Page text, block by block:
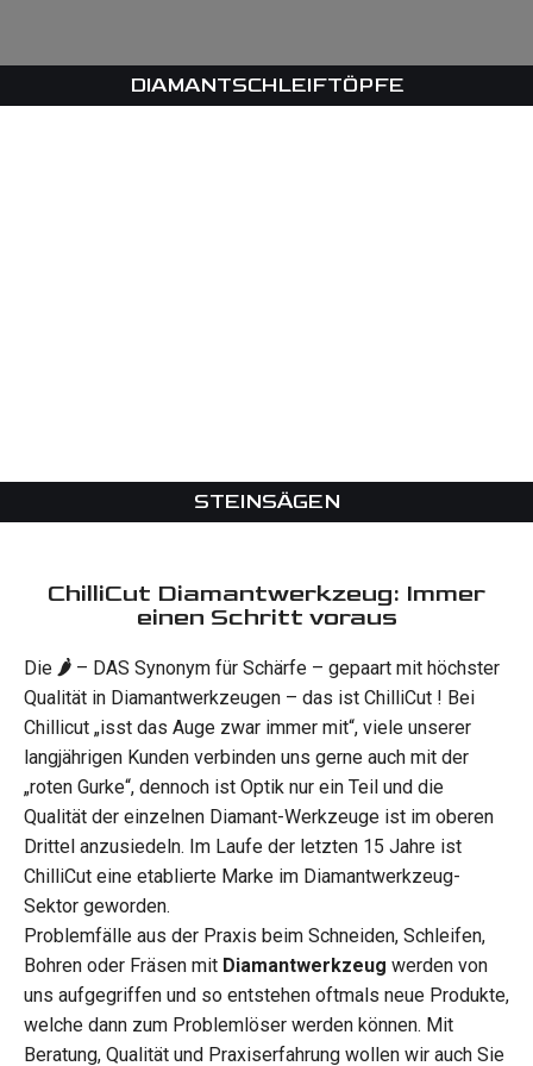
DIAMANTSCHLEIFTÖPFE
STEINSÄGEN
ChilliCut Diamantwerkzeug: Immer
einen Schritt voraus
Die 🌶 – DAS Synonym für Schärfe – gepaart mit höchster
Qualität in Diamantwerkzeugen – das ist ChilliCut ! Bei
Chillicut „isst das Auge zwar immer mit“, viele unserer
langjährigen Kunden verbinden uns gerne auch mit der
„roten Gurke“, dennoch ist Optik nur ein Teil und die
Qualität der einzelnen Diamant-Werkzeuge ist im oberen
Drittel anzusiedeln. Im Laufe der letzten 15 Jahre ist
ChilliCut eine etablierte Marke im Diamantwerkzeug-
Sektor geworden.
Problemfälle aus der Praxis beim Schneiden, Schleifen,
Bohren oder Fräsen mit Diamantwerkzeug werden von
uns aufgegriffen und so entstehen oftmals neue Produkte,
welche dann zum Problemlöser werden können. Mit
Beratung, Qualität und Praxiserfahrung wollen wir auch Sie